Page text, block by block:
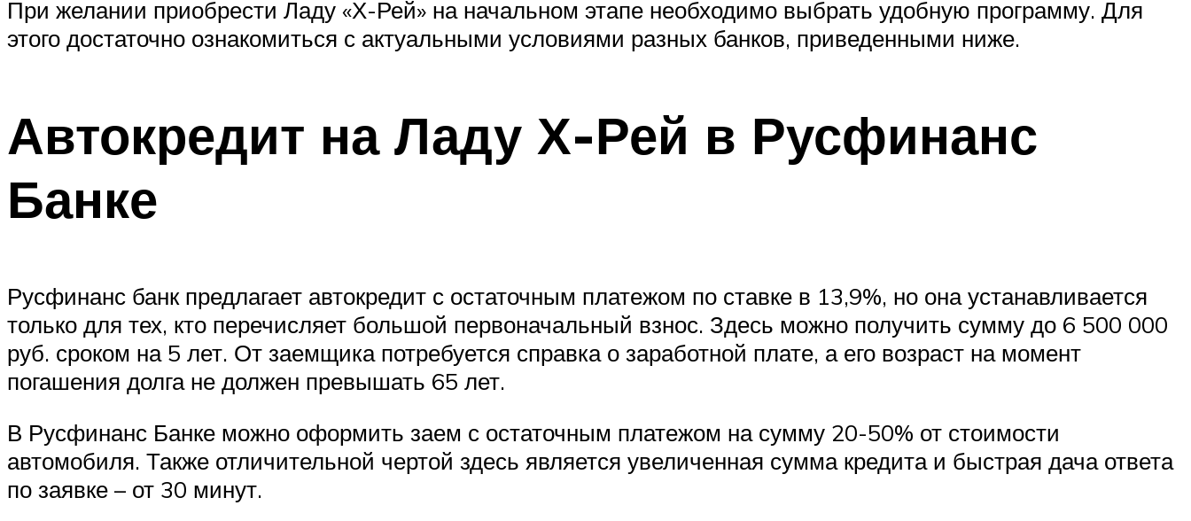
При желании приобрести Ладу «Х-Рей» на начальном этапе необходимо выбрать удобную программу. Для
этого достаточно ознакомиться с актуальными условиями разных банков, приведенными ниже.
Автокредит на Ладу Х-Рей в Русфинанс
Банке
Русфинанс банк предлагает автокредит с остаточным платежом по ставке в 13,9%, но она устанавливается
только для тех, кто перечисляет большой первоначальный взнос. Здесь можно получить сумму до 6 500 000
руб. сроком на 5 лет. От заемщика потребуется справка о заработной плате, а его возраст на момент
погашения долга не должен превышать 65 лет.
В Русфинанс Банке можно оформить заем с остаточным платежом на сумму 20-50% от стоимости
автомобиля. Также отличительной чертой здесь является увеличенная сумма кредита и быстрая дача ответа
по заявке – от 30 минут.